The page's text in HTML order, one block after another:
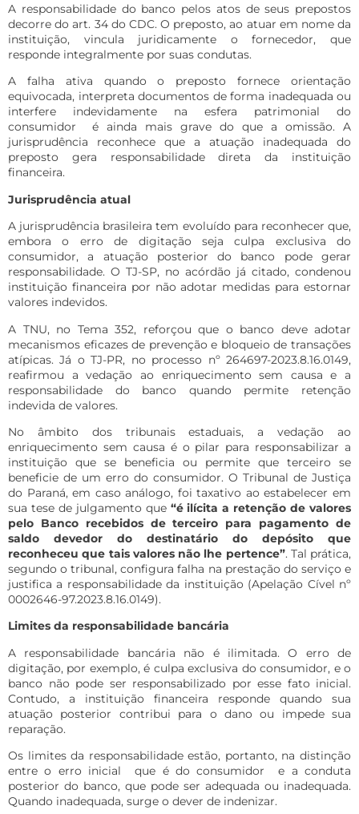
A responsabilidade do banco pelos atos de seus prepostos
decorre do art. 34 do CDC. O preposto, ao atuar em nome da
instituição, vincula juridicamente o fornecedor, que
responde integralmente por suas condutas.
A falha ativa quando o preposto fornece orientação
equivocada, interpreta documentos de forma inadequada ou
interfere indevidamente na esfera patrimonial do
consumidor é ainda mais grave do que a omissão. A
jurisprudência reconhece que a atuação inadequada do
preposto gera responsabilidade direta da instituição
financeira.
Jurisprudência atual
A jurisprudência brasileira tem evoluído para reconhecer que,
embora o erro de digitação seja culpa exclusiva do
consumidor, a atuação posterior do banco pode gerar
responsabilidade. O TJ-SP, no acórdão já citado, condenou
instituição financeira por não adotar medidas para estornar
valores indevidos.
A TNU, no Tema 352, reforçou que o banco deve adotar
mecanismos eficazes de prevenção e bloqueio de transações
atípicas. Já o TJ-PR, no processo nº 264697-2023.8.16.0149,
reafirmou a vedação ao enriquecimento sem causa e a
responsabilidade do banco quando permite retenção
indevida de valores.
No âmbito dos tribunais estaduais, a vedação ao
enriquecimento sem causa é o pilar para responsabilizar a
instituição que se beneficia ou permite que terceiro se
beneficie de um erro do consumidor. O Tribunal de Justiça
do Paraná, em caso análogo, foi taxativo ao estabelecer em
sua tese de julgamento que “é ilícita a retenção de valores
pelo Banco recebidos de terceiro para pagamento de
saldo devedor do destinatário do depósito que
reconheceu que tais valores não lhe pertence”. Tal prática,
segundo o tribunal, configura falha na prestação do serviço e
justifica a responsabilidade da instituição (Apelação Cível nº
0002646-97.2023.8.16.0149).
Limites da responsabilidade bancária
A responsabilidade bancária não é ilimitada. O erro de
digitação, por exemplo, é culpa exclusiva do consumidor, e o
banco não pode ser responsabilizado por esse fato inicial.
Contudo, a instituição financeira responde quando sua
atuação posterior contribui para o dano ou impede sua
reparação.
Os limites da responsabilidade estão, portanto, na distinção
entre o erro inicial que é do consumidor e a conduta
posterior do banco, que pode ser adequada ou inadequada.
Quando inadequada, surge o dever de indenizar.